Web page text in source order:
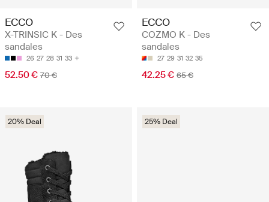
ECCO
X-TRINSIC K - Des
sandales
26 27 28 31 33
52.50 € 70 €
ECCO
COZMO K - Des
sandales
27 29 31 32 35
42.25 € 65 €
20% Deal 25% Deal